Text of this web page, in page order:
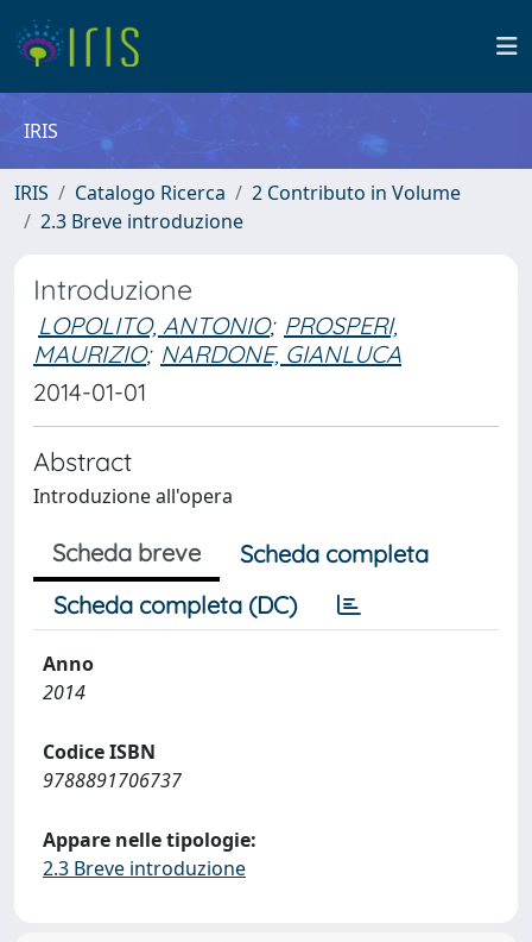
IRIS
IRIS Catalogo Ricerca
2 Contributo in Volume
2.3 Breve introduzione
Introduzione
LOPOLITO, ANTONIO; PROSPERI,
MAURIZIO; NARDONE, GIANLUCA
2014-01-01
Abstract
Introduzione all'opera
Scheda breve
Scheda completa
Scheda completa (DC)
Anno
2014
Codice ISBN
9788891706737
Appare nelle tipologie:
2.3 Breve introduzione